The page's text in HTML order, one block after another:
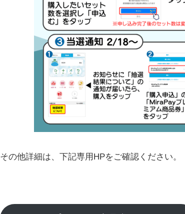
その他詳細は、下記専用HPをご確認ください。